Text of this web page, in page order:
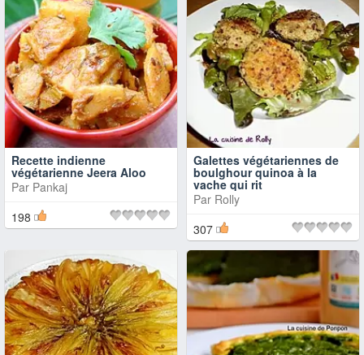
Recette indienne
végétarienne Jeera Aloo
Par Pankaj
198
Galettes végétariennes de
boulghour quinoa à la
vache qui rit
Par Rolly
307